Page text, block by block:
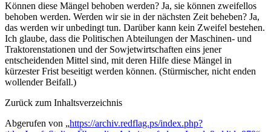
Können diese Mängel behoben werden? Ja, sie können zweifellos
behoben werden. Werden wir sie in der nächsten Zeit beheben? Ja,
das werden wir unbedingt tun. Darüber kann kein Zweifel bestehen.
Ich glaube, dass die Politischen Abteilungen der Maschinen- und
Traktorenstationen und der Sowjetwirtschaften eins jener
entscheidenden Mittel sind, mit deren Hilfe diese Mängel in
kürzester Frist beseitigt werden können. (Stürmischer, nicht enden
wollender Beifall.)
Zurück zum Inhaltsverzeichnis
Abgerufen von „https://archiv.redflag.ps/index.php?